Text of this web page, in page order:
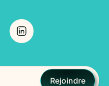
Rejoindre